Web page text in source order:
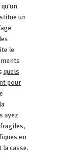
un
le
quels
pour
ayez
en
casse.